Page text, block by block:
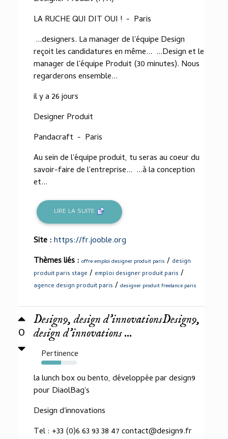
LA RUCHE QUI DIT OUI ! - Paris
...designers. La manager de l'équipe Design
reçoit les candidatures en même... ...Design et le
manager de l'équipe Produit (30 minutes). Nous
regarderons ensemble...
il y a 26 jours
Designer Produit
Pandacraft - Paris
Au sein de l'équipe produit, tu seras au coeur du
savoir-faire de l'entreprise... ...à la conception
et...
LIRE LA SUITE
Site :https://fr.jooble.org
Thèmes liés : offre emploi designer produit paris / design
produit paris stage / emploi designer produit paris /
agence design produit paris / designer produit freelance paris
0
Design9, design d'innovationsDesign9,
design d'innovations ...
Pertinence
55%
la lunch box ou bento, développée par design9
pour DiaolBag's
Design d'innovations
Tel : +33 (0)6 63 93 38 47 contact@design9.fr